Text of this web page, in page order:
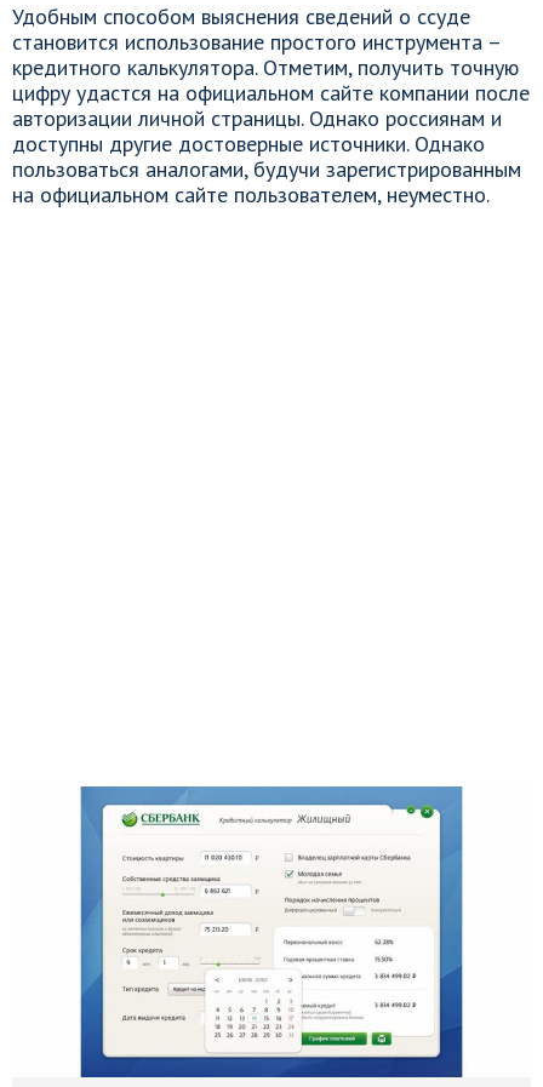
Удобным способом выяснения сведений о ссуде
становится использование простого инструмента –
кредитного калькулятора. Отметим, получить точную
цифру удастся на официальном сайте компании после
авторизации личной страницы. Однако россиянам и
доступны другие достоверные источники. Однако
пользоваться аналогами, будучи зарегистрированным
на официальном сайте пользователем, неуместно.